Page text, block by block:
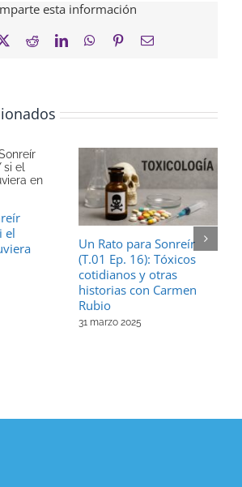
esta información
RedditLinkedInWhatsApp
PinterestCorreo
el
Un Rato para Sonreír
(T.01 Ep. 16): Tóxicos
cotidianos y otras
historias con Carmen
Rubio
31 marzo 2025